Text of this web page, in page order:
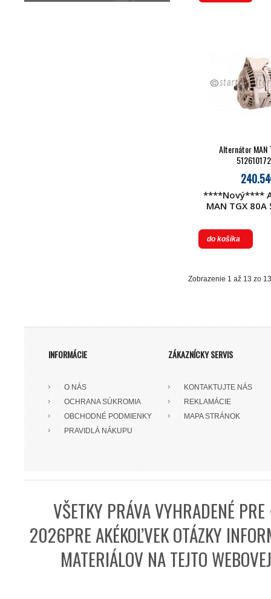
Alternátor MAN
****Nový****
MAN TGX
do košíka
Zobrazenie 1 až 13 zo
INFORMÁCIE
O NÁS
OCHRANA SÚKROMIA
OBCHODNÉ PODMIENKY
PRAVIDLÁ NÁKUPU
ZÁKAZNÍCKY SERVIS
KONTAKTUJTE NÁS
REKLAMÁCIE
MAPA STRÁNOK
VŠETKY PRÁVA VYHRADENÉ
2026PRE AKÉKOĽVEK OTÁZKY
MATERIÁLOV NA TEJTO